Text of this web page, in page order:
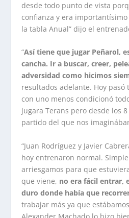
desde todo punto de vista
confianza y era
la tabla Anual” dijo el
“Así tiene que jugar Peñarol,
cancha. Ir a buscar, creer,
adversidad como hicimos
resultados adelante. Hoy pasó
con uno menos condicionó
jugara Terans pero desde los
partido del que nos
“Juan Rodríguez y Javier
hoy entrenaron normal.
arriesgamos para que
que viene, no era fácil entrar,
duro donde había que
trabajar más ya que